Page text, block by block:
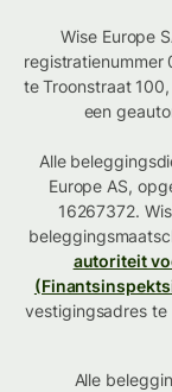
Wise Europe
te Troonstraat
een
Alle
Europe AS,
16267372.
autoriteit
vestigingsadres te
Alle